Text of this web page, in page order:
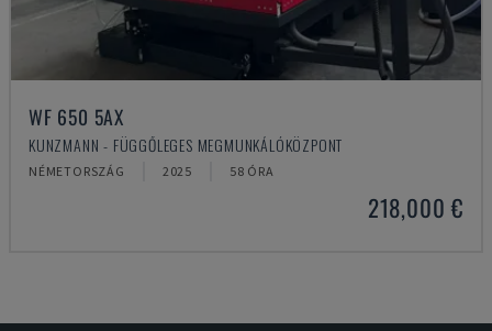
WF 650 5AX
KUNZMANN - FÜGGŐLEGES MEGMUNKÁLÓKÖZPONT
NÉMETORSZÁG 2025 58 ÓRA
218,000 €